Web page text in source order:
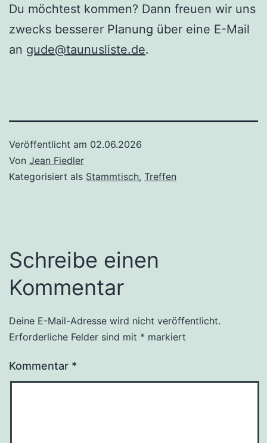
Du möchtest kommen? Dann freuen wir uns
zwecks besserer Planung über eine E-Mail
an gude@taunusliste.de.
Veröffentlicht am 02.06.2026
Von Jean Fiedler
Kategorisiert als Stammtisch, Treffen
Schreibe einen
Kommentar
Deine E-Mail-Adresse wird nicht veröffentlicht.
Erforderliche Felder sind mit * markiert
Kommentar *